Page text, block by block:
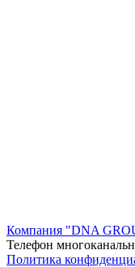
Компания "DNA
Телефон
Политика